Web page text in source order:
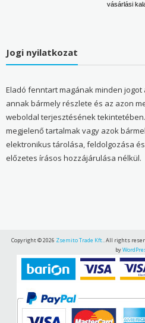
vásárlási
Jogi nyilatkozat
Eladó fenntart magának minden jogot
annak bármely részlete és az azon
weboldal terjesztésének
megjelenő tartalmak vagy azok
elektronikus tárolása, feldolgozása
előzetes írásos hozzájárulása nélkül.
Copyright © 2026 Zsemito Trade Kft.. All rights
by